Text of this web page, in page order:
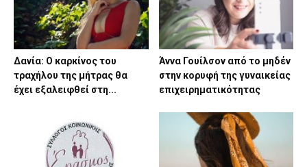
Δανία: Ο καρκίνος του
τραχήλου της μήτρας θα
έχει εξαλειφθεί στη...
Άννα Γουίλσον από το μηδέν
στην κορυφή της γυναικείας
επιχειρηματικότητας